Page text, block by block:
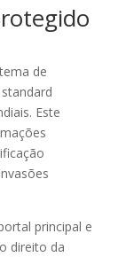
de
Este
principal e
direito da